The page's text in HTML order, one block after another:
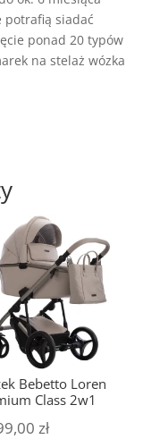
potrafią siadać
ponad 20 typów
na stelaż wózka
Bebetto Loren
Class 2w1
zł